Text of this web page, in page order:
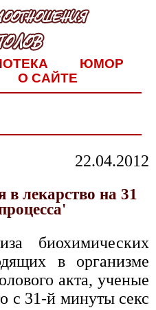
ЮМОР
О САЙТЕ
22.04.2012
в лекарство на 31
биохимических
в организме
акта, ученые
с 31-й минуты секс